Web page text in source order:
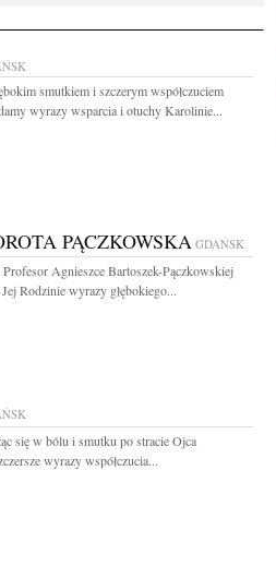
smutkiem i szczerym współczuciem
wyrazy wsparcia i otuchy Karolinie...
PĄCZKOWSKAGDAŃSK
Profesor Agnieszce Bartoszek-Pączkowskiej
Rodzinie wyrazy głębokiego...
się w bólu i smutku po stracie Ojca
wyrazy współczucia...